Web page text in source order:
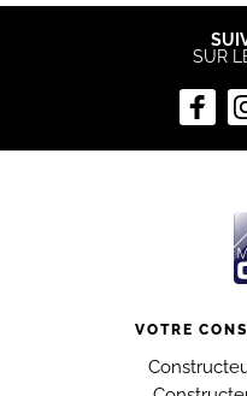
SUR
VOTRE